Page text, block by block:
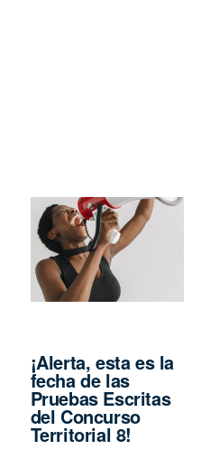
¡Alerta, esta es la
fecha de las
Pruebas Escritas
del Concurso
Territorial 8!